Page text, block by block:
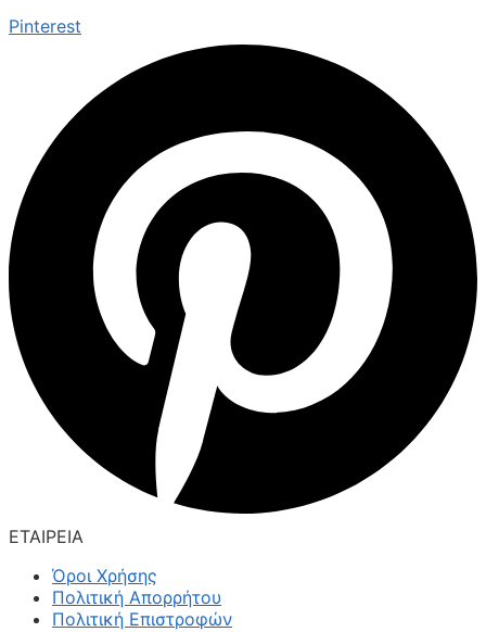
Pinterest
ΕΤΑΙΡΕΙΑ
Όροι Χρήσης
Πολιτική Απορρήτου
Πολιτική Επιστροφών